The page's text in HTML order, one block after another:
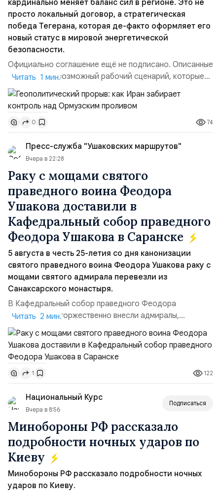
кардинально меняет баланс сил в регионе. Это не
просто локальный договор, а стратегическая
победа Тегерана, которая де-факто оформляет его
новый статус в мировой энергетической
безопасности.
Официально соглашение ещё не подписано. Описанные
пункты — это возможный рабочий сценарий, которые
скорее всего будут реализованы.Разбираем ключевые
тезисы и последствия этого соглашения:. 1. Новые
доли контроля (75 на 25). Было: Ранее Иран и Оман
контролировали пролив на паритетных началах —
50/50. Стало: Новое соглашение закрепляет за
Ираном...
Читать 1 мин.
0 74
Пресс-служба "Ушаковских маршрутов"
Вчера в 22:28
Раку с мощами святого
праведного воина Феодора
Ушакова доставили в
Кафедральный собор праведного
Феодора Ушакова в Саранске
5 августа в честь 25-летия со дня канонизации
святого праведного воина Феодора Ушакова раку с
мощами святого адмирала перевезли из
Санаксарского монастыря.
В Кафедральный собор праведного Феодора
Ушакова раку торжественно внесли адмиралы,
участвовавшие в канонизации святого праведного
воина Феодора Ушакова 25 лет назад:Адмирал
Владимир Прокофьевич Валуев, командующий
Балтийским флотом ВМФ России (2001–2006
гг.);Адмирал Владимир Петрович Комоедов,
командующий Черноморским флотом ВМФ России
(1998–2002 г...
Читать 2 мин.
1 122
Национальный Курс
Вчера в 8:56
Подписаться
Минобороны РФ рассказало
подробности ночных ударов по
Киеву
Минобороны РФ рассказало подробности ночных
ударов по Киеву.